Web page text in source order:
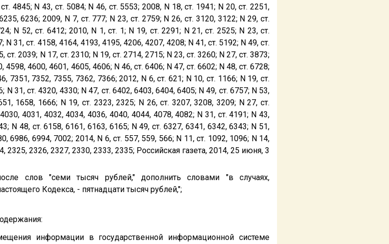
4845; N 43, ст. 5084; N 46, ст. 5553; 2008, N 18, ст. 1941; N 20, ст. 2251,
6236; 2009, N 7, ст. 777; N 23, ст. 2759; N 26, ст. 3120, 3122; N 29, ст.
N 52, ст. 6412; 2010, N 1, ст. 1; N 19, ст. 2291; N 21, ст. 2525; N 23, ст.
N 31, ст. 4158, 4164, 4193, 4195, 4206, 4207, 4208; N 41, ст. 5192; N 49, ст.
ст. 2039; N 17, ст. 2310; N 19, ст. 2714, 2715; N 23, ст. 3260; N 27, ст. 3873;
4598, 4600, 4601, 4605, 4606; N 46, ст. 6406; N 47, ст. 6602; N 48, ст. 6728;
7351, 7352, 7355, 7362, 7366; 2012, N 6, ст. 621; N 10, ст. 1166; N 19, ст.
N 31, ст. 4320, 4330; N 47, ст. 6402, 6403, 6404, 6405; N 49, ст. 6757; N 53,
1658, 1666; N 19, ст. 2323, 2325; N 26, ст. 3207, 3208, 3209; N 27, ст.
4031, 4032, 4034, 4036, 4040, 4044, 4078, 4082; N 31, ст. 4191; N 43,
N 48, ст. 6158, 6161, 6163, 6165; N 49, ст. 6327, 6341, 6342, 6343; N 51,
6986, 6994, 7002; 2014, N 6, ст. 557, 559, 566; N 11, ст. 1092, 1096; N 14,
2325, 2326, 2327, 2330, 2333, 2335; Российская газета, 2014, 25 июня, 3
слов "семи тысяч рублей," дополнить словами "в случаях,
Кодекса, - пятнадцати тысяч рублей,";
информации в государственной информационной системе